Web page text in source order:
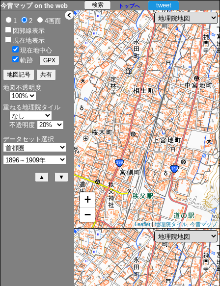
> tweet
今昔マップ on the web トップへ
+
−
Leaflet|地理院タイル,今昔マップ
1 2
4画面
図郭線表示
現在地表示
現在地中心
軌跡
地図不透明度
重ねる地理院タイル
不透明度
データセット選択